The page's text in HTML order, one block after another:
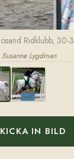
Ridklubb, 30-
Lygdman
IN BILD